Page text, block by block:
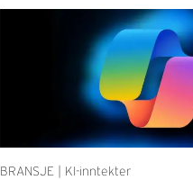
BRANSJE | KI-inntekter